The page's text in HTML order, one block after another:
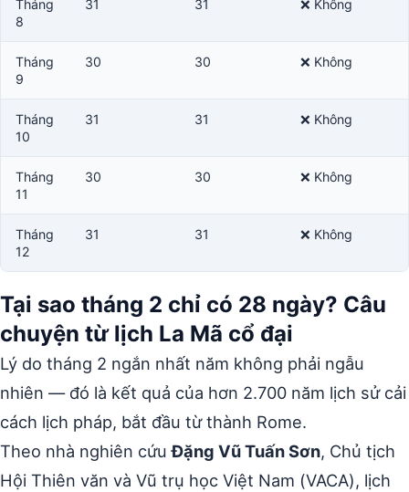
Tháng
8
31 31 ❌ Không
Tháng
9
30 30 ❌ Không
Tháng
10
31 31 ❌ Không
Tháng
11
30 30 ❌ Không
Tháng
12
31 31 ❌ Không
Tại sao tháng 2 chỉ có 28 ngày? Câu
chuyện từ lịch La Mã cổ đại
Lý do tháng 2 ngắn nhất năm không phải ngẫu
nhiên — đó là kết quả của hơn 2.700 năm lịch sử cải
cách lịch pháp, bắt đầu từ thành Rome.
Theo nhà nghiên cứuĐặng Vũ Tuấn Sơn, Chủ tịch
Hội Thiên văn và Vũ trụ học Việt Nam (VACA), lịch